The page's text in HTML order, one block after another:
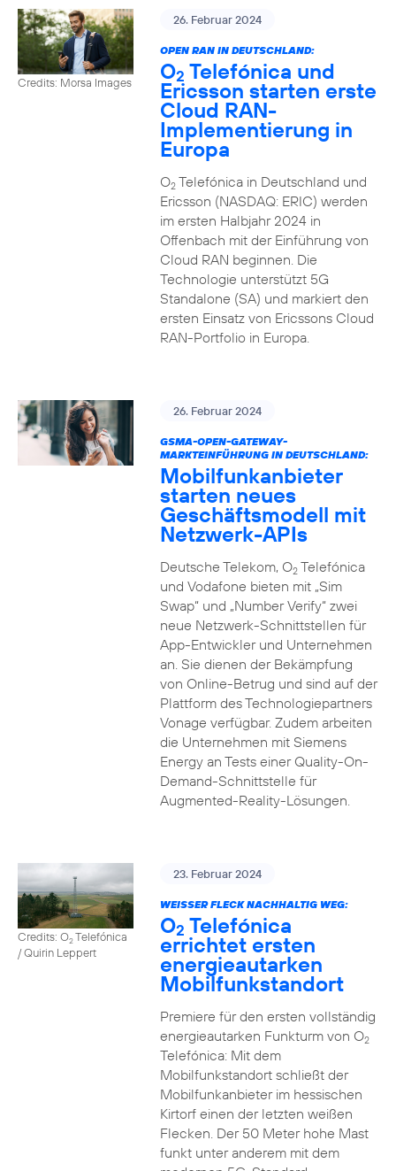
Credits: Morsa Images
26. Februar 2024
OPEN RAN IN DEUTSCHLAND:
O2 Telefónica und
Ericsson starten erste
Cloud RAN-
Implementierung in
Europa
O2Telefónica in Deutschland und
Ericsson (NASDAQ: ERIC) werden
im ersten Halbjahr 2024 in
Offenbach mit der Einführung von
Cloud RAN beginnen. Die
Technologie unterstützt 5G
Standalone (SA) und markiert den
ersten Einsatz von Ericssons Cloud
RAN-Portfolio in Europa.
26. Februar 2024
GSMA-OPEN-GATEWAY-
MARKTEINFÜHRUNG IN DEUTSCHLAND:
Mobilfunkanbieter
starten neues
Geschäftsmodell mit
Netzwerk-APIs
Deutsche Telekom, O2Telefónica
und Vodafone bieten mit „Sim
Swap“ und „Number Verify“ zwei
neue Netzwerk-Schnittstellen für
App-Entwickler und Unternehmen
an. Sie dienen der Bekämpfung
von Online-Betrug und sind auf der
Plattform des Technologiepartners
Vonage verfügbar. Zudem arbeiten
die Unternehmen mit Siemens
Energy an Tests einer Quality-On-
Demand-Schnittstelle für
Augmented-Reality-Lösungen.
Credits: O2Telefónica
/ Quirin Leppert
23. Februar 2024
WEISSER FLECK NACHHALTIG WEG:
O2 Telefónica
errichtet ersten
energieautarken
Mobilfunkstandort
Premiere für den ersten vollständig
energieautarken Funkturm von O2
Telefónica: Mit dem
Mobilfunkstandort schließt der
Mobilfunkanbieter im hessischen
Kirtorf einen der letzten weißen
Flecken. Der 50 Meter hohe Mast
funkt unter anderem mit dem